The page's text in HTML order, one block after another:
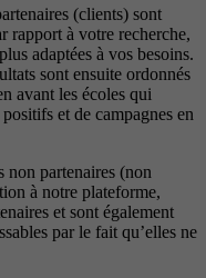
(clients) sont
rapport à votre recherche,
adaptées à vos besoins.
sont ensuite ordonnés
avant les écoles qui
et de campagnes en
non partenaires (non
à notre plateforme,
et sont également
par le fait qu’elles ne